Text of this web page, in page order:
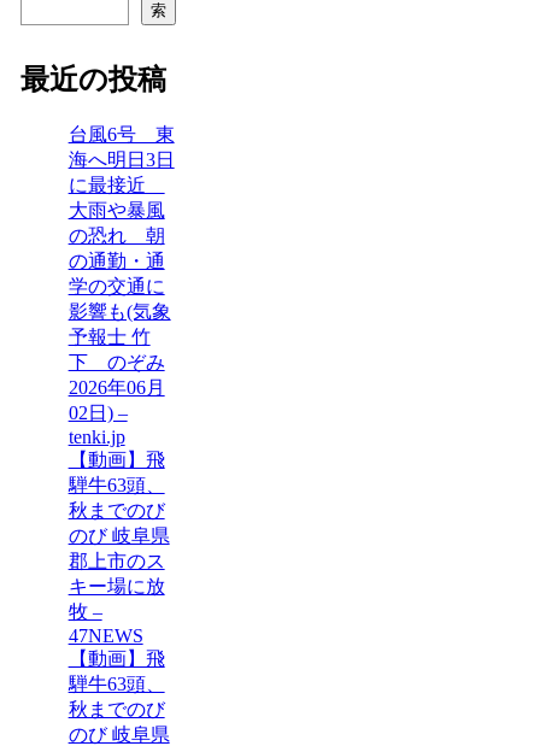
索
最近の投稿
台風6号 東
海へ明日3日
に最接近
大雨や暴風
の恐れ 朝
の通勤・通
学の交通に
影響も(気象
予報士 竹
下 のぞみ
2026年06月
02日) –
tenki.jp
【動画】飛
騨牛63頭、
秋までのび
のび 岐阜県
郡上市のス
キー場に放
牧 –
47NEWS
【動画】飛
騨牛63頭、
秋までのび
のび 岐阜県